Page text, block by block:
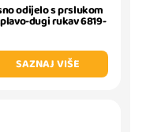
odijelo s prslukom
dugi rukav 6819-
SAZNAJ VIŠE